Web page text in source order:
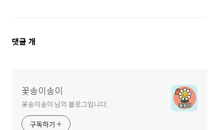
댓
댓글 개
꽃송이송이
꽃송이송이 님의 블로그입니다.
구독하기